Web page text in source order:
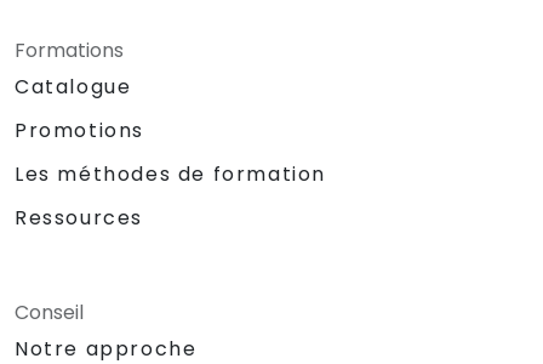
Formations
Catalogue
Promotions
Les méthodes de formation
Ressources
Conseil
Notre approche